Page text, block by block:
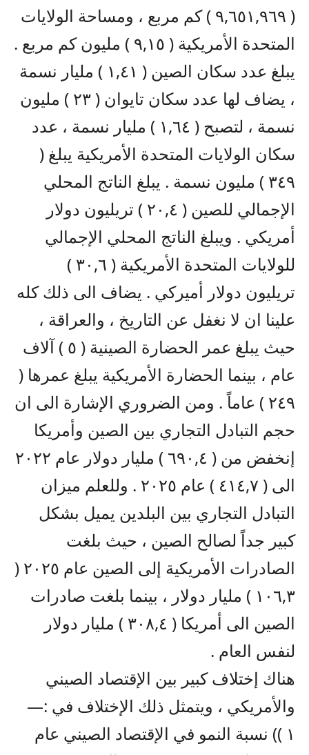
( ٩,٦٥١,٩٦٩ ) كم مربع ، ومساحة الولايات
المتحدة الأمريكية ( ٩,١٥ ) مليون كم مربع .
يبلغ عدد سكان الصين ( ١,٤١ ) مليار نسمة
، يضاف لها عدد سكان تايوان ( ٢٣ ) مليون
نسمة ، لتصبح ( ١,٦٤ ) مليار نسمة ، عدد
سكان الولايات المتحدة الأمريكية يبلغ (
٣٤٩ ) مليون نسمة . يبلغ الناتج المحلي
الإجمالي للصين ( ٢٠,٤ ) تريليون دولار
أمريكي . ويبلغ الناتج المحلي الإجمالي
للولايات المتحدة الأمريكية ( ٣٠,٦ )
تريليون دولار أميركي . يضاف الى ذلك كله
علينا ان لا نغفل عن التاريخ ، والعراقة ،
حيث يبلغ عمر الحضارة الصينية ( ٥ ) آلاف
عام ، بينما الحضارة الأمريكية يبلغ عمرها (
٢٤٩ ) عاماً . ومن الضروري الإشارة الى ان
حجم التبادل التجاري بين الصين وأمريكا
إنخفض من ( ٦٩٠,٤ ) مليار دولار عام ٢٠٢٢
الى ( ٤١٤,٧ ) عام ٢٠٢٥ . وللعلم ميزان
التبادل التجاري بين البلدين يميل بشكل
كبير جداً لصالح الصين ، حيث بلغت
الصادرات الأمريكية إلى الصين عام ٢٠٢٥ (
١٠٦,٣ ) مليار دولار ، بينما بلغت صادرات
الصين الى أمريكا ( ٣٠٨,٤ ) مليار دولار
لنفس العام .
هناك إختلاف كبير بين الإقتصاد الصيني
والأمريكي ، ويتمثل ذلك الإختلاف في :—
١ )) نسبة النمو في الإقتصاد الصيني عام